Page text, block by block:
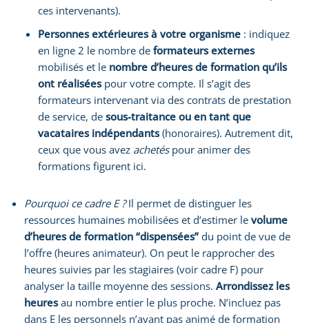
ces intervenants).
Personnes extérieures à votre organisme : indiquez
en ligne 2 le nombre de formateurs externes
mobilisés et le nombre d’heures de formation qu’ils
ont réaliséespour votre compte. Il s’agit des
formateurs intervenant via des contrats de prestation
de service, de sous-traitance ou en tant que
vacataires indépendants(honoraires). Autrement dit,
ceux que vous avez achetéspour animer des
formations figurent ici.
Pourquoi ce cadre E ?Il permet de distinguer les
ressources humaines mobilisées et d’estimer le volume
d’heures de formation “dispensées” du point de vue de
l’offre (heures animateur). On peut le rapprocher des
heures suivies par les stagiaires (voir cadre F) pour
analyser la taille moyenne des sessions. Arrondissez les
heuresau nombre entier le plus proche. N’incluez pas
dans E les personnels n’ayant pas animé de formation